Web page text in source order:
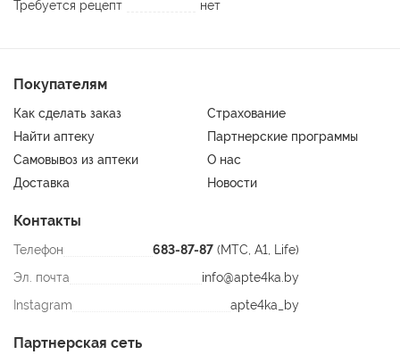
Применение:
Противопоказания:
Беременность, лактация, шизофрения, индивидуальная
непереносимость компонентов. Не сочетать с ингибиторами
врачом.
Требуется рецепт
нет
Покупателям
Как сделать заказ
Страхование
Найти аптеку
Партнерские программы
Самовывоз из аптеки
О нас
Доставка
Новости
Контакты
Телефон 683-87-87 (МТС, A1, Life)
Эл. почта
info@apte4ka.by
Instagram
apte4ka_by
Партнерская сеть